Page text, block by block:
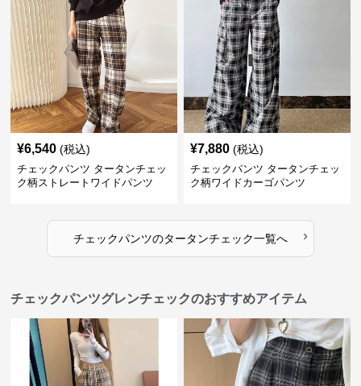
¥6,540 (税込)
チェックパンツ タータンチェッ
ク柄ストレートワイドパンツ
¥7,880 (税込)
チェックパンツ タータンチェッ
ク柄ワイドカーゴパンツ
チェックパンツのタータンチェック一覧へ ›
チェックパンツグレンチェックのおすすめアイテム